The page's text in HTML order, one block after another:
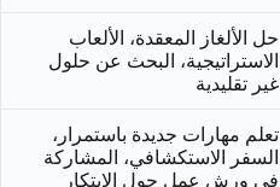
حل الألغاز المعقدة، الألعاب
الاستراتيجية، البحث عن حلول
غير تقليدية
تعلم مهارات جديدة باستمرار،
السفر الاستكشافي، المشاركة
في ورش عمل حول الابتكار